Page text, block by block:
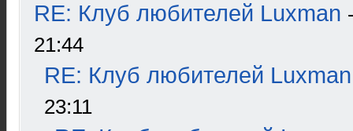
RE: Клуб любителей Luxman
21:44
RE: Клуб любителей Luxman
23:11